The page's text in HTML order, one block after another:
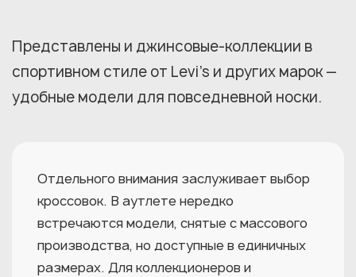
Представлены и джинсовые-коллекции в
спортивном стиле от Levi's и других марок —
удобные модели для повседневной носки.
Отдельного внимания заслуживает выбор
кроссовок. В аутлете нередко
встречаются модели, снятые с массового
производства, но доступные в единичных
размерах. Для коллекционеров и